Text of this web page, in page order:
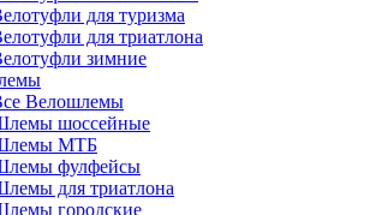
для туризма
для триатлона
зимние
Велошлемы
шоссейные
МТБ
фулфейсы
для триатлона
городские